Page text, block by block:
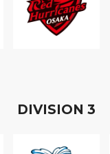
DIVISION 3